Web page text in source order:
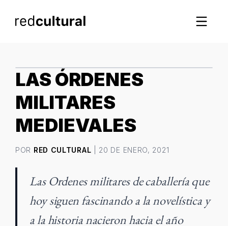
LAS ÓRDENES
MILITARES
MEDIEVALES
POR RED CULTURAL | 20 DE ENERO, 2021
Las Ordenes militares de caballería que
hoy siguen fascinando a la novelística y
a la historia nacieron hacia el año